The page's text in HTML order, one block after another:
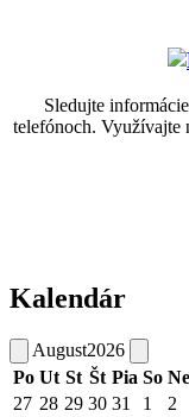
Sledujte
telefónoch. Využívajte
Kalendár
August2026
Po Ut St Št Pia So Ne
27 28 29 30 31 1
2